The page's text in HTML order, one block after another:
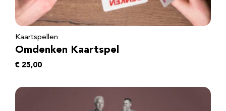
Kaartspellen
Omdenken Kaartspel
€ 25,00